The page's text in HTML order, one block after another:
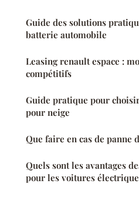
Guide des solutions
batterie automobile
Leasing renault espace :
compétitifs
Guide pratique pour
pour neige
Que faire en cas de panne
Quels sont les avantages
pour les voitures